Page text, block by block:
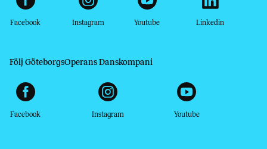
Facebook Instagram Youtube Linkedin
Följ GöteborgsOperans Danskompani
Facebook Instagram Youtube